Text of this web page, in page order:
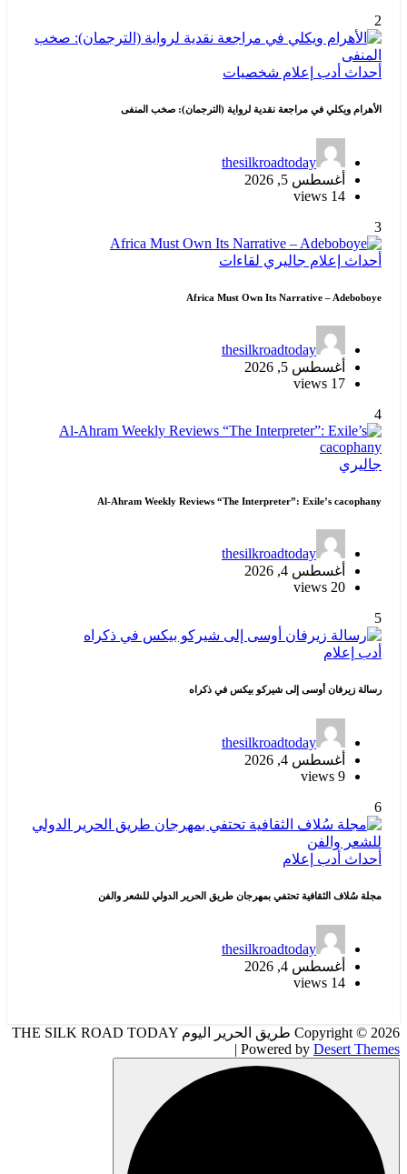
2
أحداث أدب إعلام شخصيات
الأهرام ويكلي في مراجعة نقدية لرواية (الترجمان): صخب المنفى
thesilkroadtoday
أغسطس 5, 2026
14 views
3
أحداث إعلام جاليري لقاءات
Africa Must Own Its Narrative – Adeboboye
thesilkroadtoday
أغسطس 5, 2026
17 views
4
جاليري
Al-Ahram Weekly Reviews “The Interpreter”: Exile’s cacophany
thesilkroadtoday
أغسطس 4, 2026
20 views
5
أدب إعلام
رسالة زيرفان أوسى إلى شيركو بيكس في ذكراه
thesilkroadtoday
أغسطس 4, 2026
9 views
6
أحداث أدب إعلام
مجلة سُلاف الثقافية تحتفي بمهرجان طريق الحرير الدولي للشعر والفن
thesilkroadtoday
أغسطس 4, 2026
14 views
Copyright © 2026 طريق الحرير اليوم THE SILK ROAD TODAY
| Powered by Desert Themes